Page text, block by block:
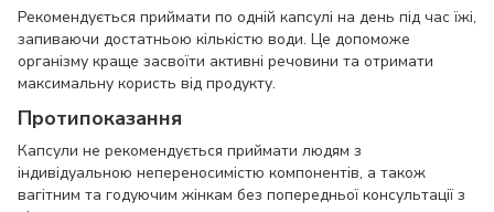
Рекомендується приймати по одній капсулі на день під час їжі,
запиваючи достатньою кількістю води. Це допоможе
організму краще засвоїти активні речовини та отримати
максимальну користь від продукту.
Протипоказання
Капсули не рекомендується приймати людям з
індивідуальною непереносимістю компонентів, а також
вагітним та годуючим жінкам без попередньої консультації з